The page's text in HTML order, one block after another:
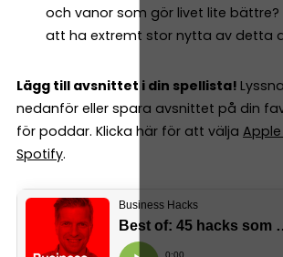
och vanor som gör livet lite bättre?
att ha extremt stor nytta av detta
Lägg till avsnittet i din spellista!
nedanför eller spara avsnittet på din
för poddar. Klicka här för att välja
Spotify.